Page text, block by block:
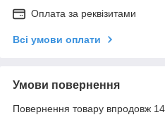
Оплата за реквізитами
Всі умови оплати
Умови повернення
Повернення товару впродовж